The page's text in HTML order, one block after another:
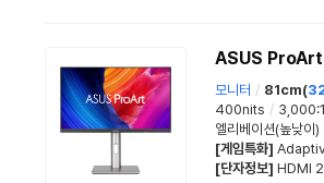
ASUS
모니터 / 81cm(
400nits / 3,000:1
엘리베이션(높낮이)
[게임특화]
[단자정보] HDMI